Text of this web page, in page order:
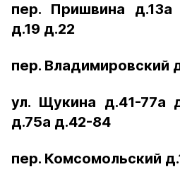
пер. Пришвина д.13а
д.19 д.22
пер. Владимировский
ул. Щукина д.41-77а
д.75а д.42-84
пер. Комсомольский